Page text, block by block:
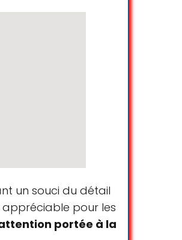
Me and my family
un souci du détail
appréciable pour les
portée à la